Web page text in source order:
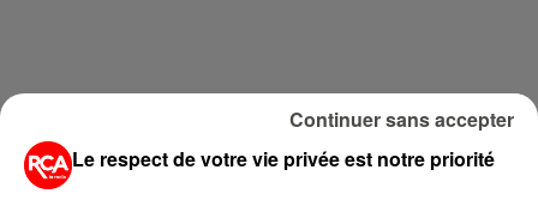
A LIRE AUSSI...
Le respect de votre vie privée est notre priorité
Continuer sans accepter